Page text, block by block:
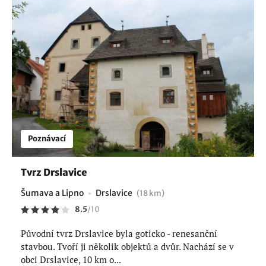
Poznávací
Tvrz Drslavice
Šumava a Lipno Drslavice (18 km)
8.5/10
Původní tvrz Drslavice byla goticko - renesanční
stavbou. Tvoří ji několik objektů a dvůr. Nachází se v
obci Drslavice, 10 km o...